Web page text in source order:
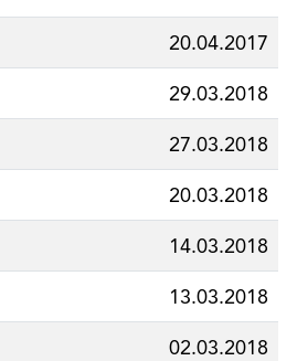
20.04.2017
29.03.2018
27.03.2018
20.03.2018
14.03.2018
13.03.2018
02.03.2018